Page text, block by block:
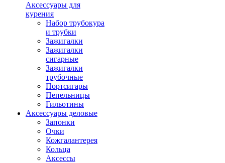
Аксессуары для
курения
Набор трубокура
и трубки
Зажигалки
Зажигалки
сигарные
Зажигалки
трубочные
Портсигары
Пепельницы
Гильотины
Аксессуары деловые
Запонки
Очки
Кожгалантерея
Кольца
Аксессы